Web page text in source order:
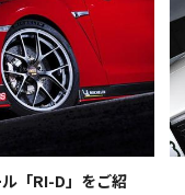
「RI-D」をご紹